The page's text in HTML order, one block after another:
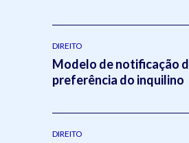
DIREITO
Modelo de notificação
preferência do inquilino
DIREITO